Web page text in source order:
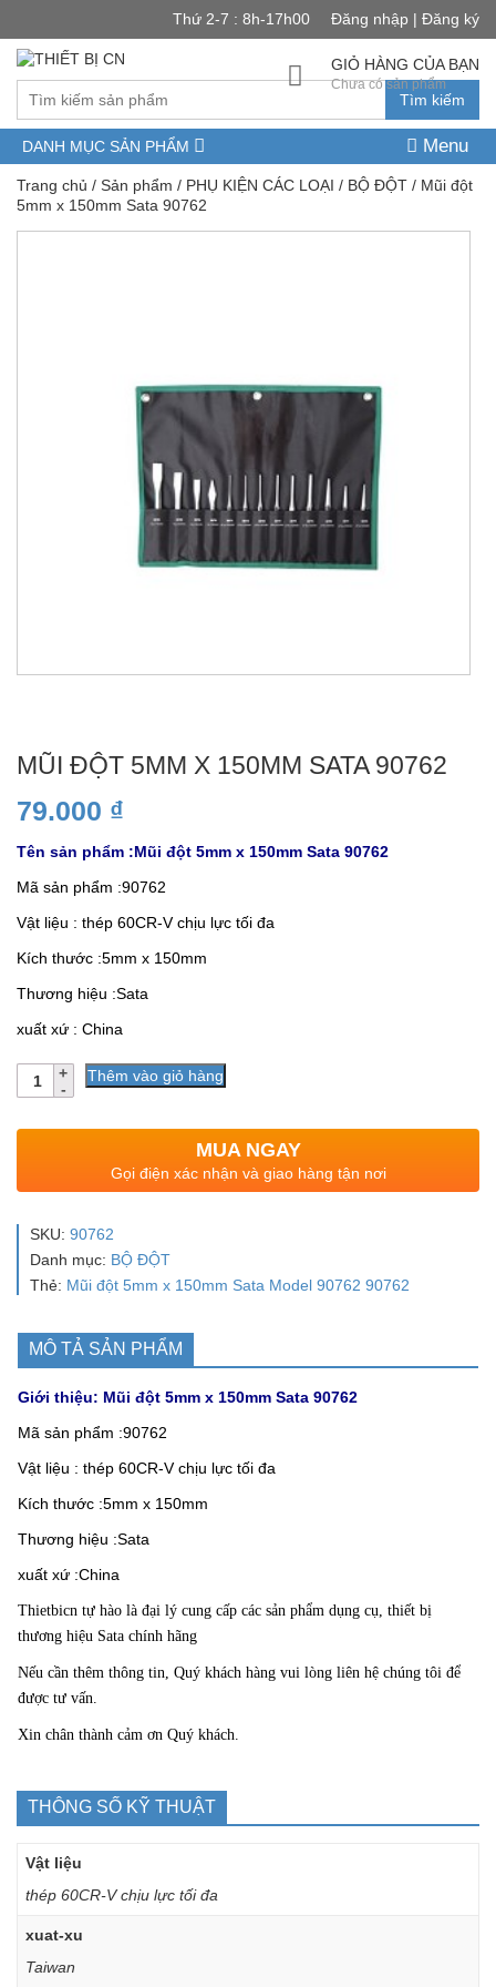
Thứ 2-7 : 8h-17h00 Đăng nhập | Đăng ký
Tìm kiếm
GIỎ HÀNG CỦA BẠN
Chưa có sản phẩm
DANH MỤC SẢN PHẨM Menu
Trang chủ / Sản phẩm / PHỤ KIỆN CÁC LOẠI / BỘ ĐỘT / Mũi đột
5mm x 150mm Sata 90762
MŨI ĐỘT 5MM X 150MM SATA 90762
79.000 ₫
Tên sản phẩm :Mũi đột 5mm x 150mm Sata 90762
Mã sản phẩm :90762
Vật liệu : thép 60CR-V chịu lực tối đa
Kích thước :5mm x 150mm
Thương hiệu :Sata
xuất xứ : China
Số
lượng
Thêm vào giỏ hàng
MUA NGAY
Gọi điện xác nhận và giao hàng tận nơi
SKU: 90762
Danh mục: BỘ ĐỘT
Thẻ: Mũi đột 5mm x 150mm Sata Model 90762 90762
MÔ TẢ SẢN PHẨM
Giới thiệu: Mũi đột 5mm x 150mm Sata 90762
Mã sản phẩm :90762
Vật liệu : thép 60CR-V chịu lực tối đa
Kích thước :5mm x 150mm
Thương hiệu :Sata
xuất xứ :China
Thietbicn tự hào là đại lý cung cấp các sản phẩm dụng cụ, thiết bị
thương hiệu Sata chính hãng
Nếu cần thêm thông tin, Quý khách hàng vui lòng liên hệ chúng tôi để
được tư vấn.
Xin chân thành cảm ơn Quý khách.
THÔNG SỐ KỸ THUẬT
Vật liệu
thép 60CR-V chịu lực tối đa
xuat-xu
Taiwan